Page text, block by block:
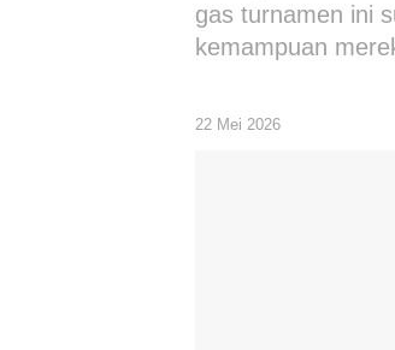
gas turnamen ini
kemampuan
22 Mei 2026